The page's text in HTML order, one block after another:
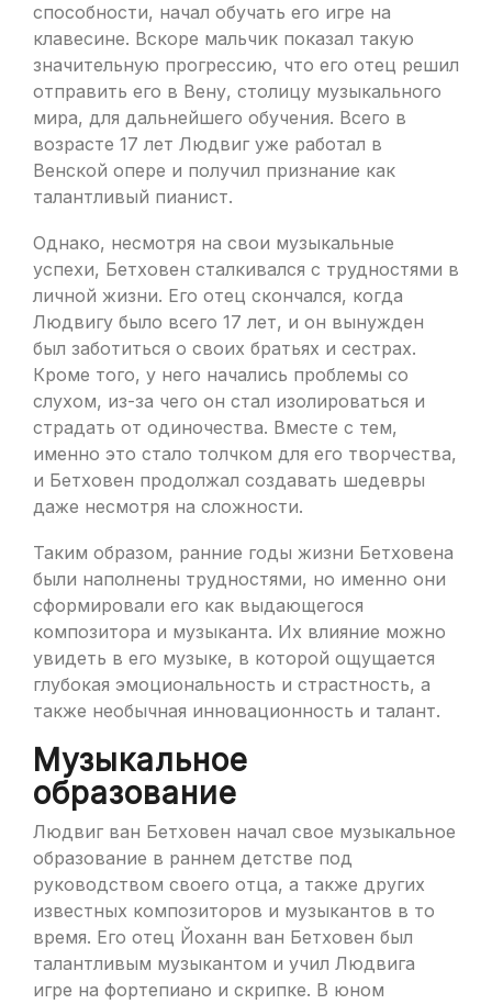
способности, начал обучать его игре на
клавесине. Вскоре мальчик показал такую
значительную прогрессию, что его отец решил
отправить его в Вену, столицу музыкального
мира, для дальнейшего обучения. Всего в
возрасте 17 лет Людвиг уже работал в
Венской опере и получил признание как
талантливый пианист.
Однако, несмотря на свои музыкальные
успехи, Бетховен сталкивался с трудностями в
личной жизни. Его отец скончался, когда
Людвигу было всего 17 лет, и он вынужден
был заботиться о своих братьях и сестрах.
Кроме того, у него начались проблемы со
слухом, из-за чего он стал изолироваться и
страдать от одиночества. Вместе с тем,
именно это стало толчком для его творчества,
и Бетховен продолжал создавать шедевры
даже несмотря на сложности.
Таким образом, ранние годы жизни Бетховена
были наполнены трудностями, но именно они
сформировали его как выдающегося
композитора и музыканта. Их влияние можно
увидеть в его музыке, в которой ощущается
глубокая эмоциональность и страстность, а
также необычная инновационность и талант.
Музыкальное
образование
Людвиг ван Бетховен начал свое музыкальное
образование в раннем детстве под
руководством своего отца, а также других
известных композиторов и музыкантов в то
время. Его отец Йоханн ван Бетховен был
талантливым музыкантом и учил Людвига
игре на фортепиано и скрипке. В юном